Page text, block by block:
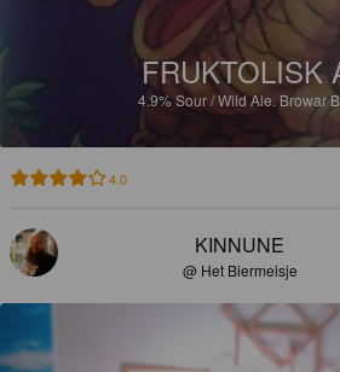
FRUKTOLISK
4.9%Sour / Wild Ale.Browar
4.0
KINNUNE
@ Het Biermeisje